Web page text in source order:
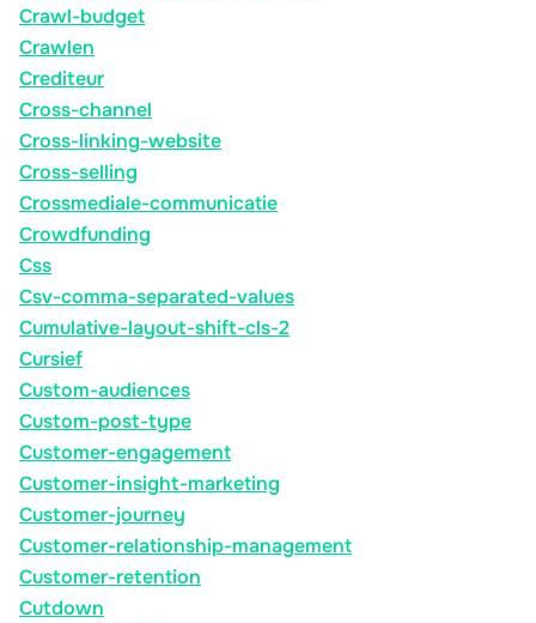
Crawl-budget
Crawlen
Crediteur
Cross-channel
Cross-linking-website
Cross-selling
Crossmediale-communicatie
Crowdfunding
Css
Csv-comma-separated-values
Cumulative-layout-shift-cls-2
Cursief
Custom-audiences
Custom-post-type
Customer-engagement
Customer-insight-marketing
Customer-journey
Customer-relationship-management
Customer-retention
Cutdown